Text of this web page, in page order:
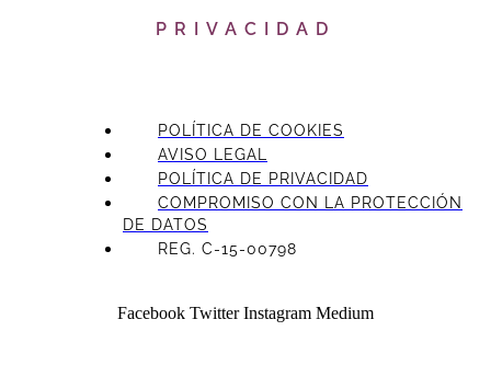
PRIVACIDAD
POLÍTICA DE COOKIES
AVISO LEGAL
POLÍTICA DE PRIVACIDAD
COMPROMISO CON LA PROTECCIÓN
DE DATOS
REG. C-15-00798
Facebook Twitter Instagram Medium